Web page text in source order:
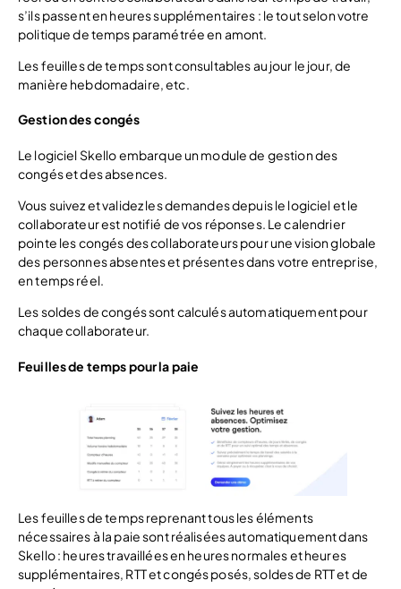
s’ils passent en heures supplémentaires : le tout selon votre
politique de temps paramétrée en amont.
Les feuilles de temps sont consultables au jour le jour, de
manière hebdomadaire, etc.
Gestion des congés
Le logiciel Skello embarque un module de gestion des
congés et des absences.
Vous suivez et validez les demandes depuis le logiciel et le
collaborateur est notifié de vos réponses. Le calendrier
pointe les congés des collaborateurs pour une vision globale
des personnes absentes et présentes dans votre entreprise,
en temps réel.
Les soldes de congés sont calculés automatiquement pour
chaque collaborateur.
Feuilles de temps pour la paie
Les feuilles de temps reprenant tous les éléments
nécessaires à la paie sont réalisées automatiquement dans
Skello : heures travaillées en heures normales et heures
supplémentaires, RTT et congés posés, soldes de RTT et de